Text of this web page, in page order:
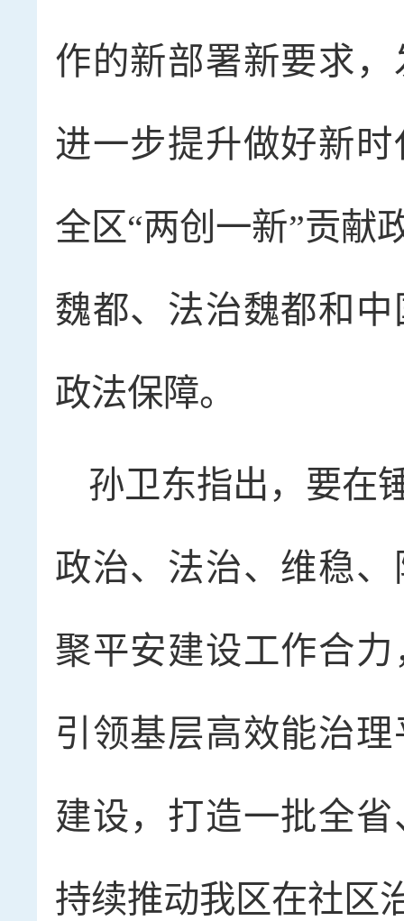
作的新部署新要求
进一步提升做好新
全区“两创一新”贡献
魏都、法治魏都和
政法保障。
孙卫东指出，要在
政治、法治、维稳
聚平安建设工作合
引领基层高效能治
建设，打造一批全
持续推动我区在社区